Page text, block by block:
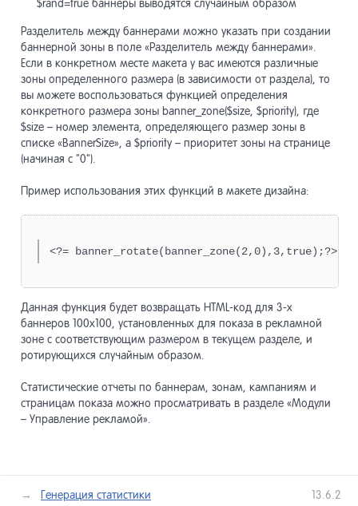
$rand=true баннеры выводятся случайным образом
Разделитель между баннерами можно указать при создании
баннерной зоны в поле «Разделитель между баннерами».
Если в конкретном месте макета у вас имеются различные
зоны определенного размера (в зависимости от раздела), то
вы можете воспользоваться функцией определения
конкретного размера зоны banner_zone($size, $priority), где
$size – номер элемента, определяющего размер зоны в
списке «BannerSize», а $priority – приоритет зоны на странице
(начиная с "0").
Пример использования этих функций в макете дизайна:
<?= banner_rotate(banner_zone(2,0),3,true);?>
Данная функция будет возвращать HTML-код для 3-х
баннеров 100х100, установленных для показа в рекламной
зоне с соответствующим размером в текущем разделе, и
ротирующихся случайным образом.
Статистические отчеты по баннерам, зонам, кампаниям и
страницам показа можно просматривать в разделе «Модули
– Управление рекламой».
13.6.2
Генерация статистики
→